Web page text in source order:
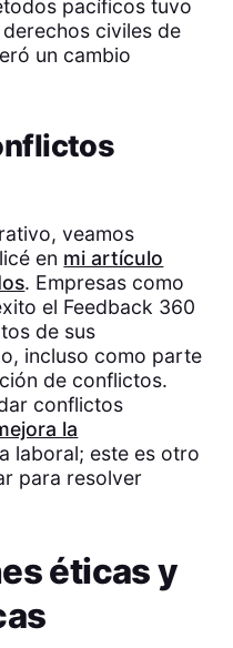
pacíficos tuvo
civiles de
un cambio
veamos
en mi artículo
. Empresas como
el Feedback 360
de sus
incluso como parte
de conflictos.
conflictos
la
laboral; este es otro
para resolver
éticas y